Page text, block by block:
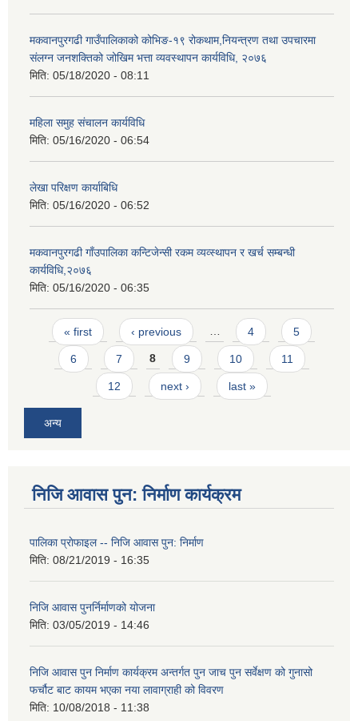
मकवानपुरगढी गाउँपालिकाको कोभिङ-१९ रोकथाम,नियन्त्रण तथा उपचारमा
संलग्न जनशक्तिको जोखिम भत्ता व्यवस्थापन कार्यविधि, २०७६
मिति: 05/18/2020 - 08:11
महिला समुह संचालन कार्यविधि
मिति: 05/16/2020 - 06:54
लेखा परिक्षण कार्याबिधि
मिति: 05/16/2020 - 06:52
मकवानपुरगढी गाँउपालिका कन्टिजेन्सी रकम व्यव्स्थापन र खर्च सम्बन्धी
कार्यविधि,२०७६
मिति: 05/16/2020 - 06:35
Pages
« first ‹ previous … 4 5
6 7 8 9 10 11
12 next › last »
अन्य
निजि आवास पुन: निर्माण कार्यक्रम
पालिका प्राेफाइल -- निजि आवास पुन: निर्माण
मिति: 08/21/2019 - 16:35
निजि आवास पुनर्निर्माणको योजना
मिति: 03/05/2019 - 14:46
निजि आवास पुन निर्माण कार्यक्रम अन्तर्गत पुन जाच पुन सर्वेक्षण को गुनासो
फर्चौट बाट कायम भएका नया लावाग्राही को विवरण
मिति: 10/08/2018 - 11:38